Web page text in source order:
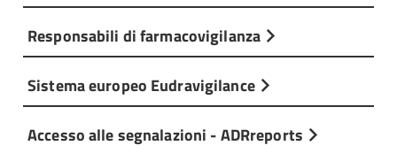
Responsabili di farmacovigilanza
Sistema europeo Eudravigilance
Accesso alle segnalazioni - ADRreports